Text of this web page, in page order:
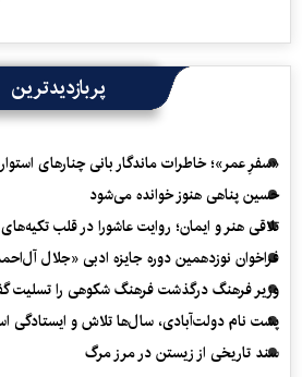
پربازدیدترین
«سفرِ عمر»؛ خاطرات ماندگار بانی چنارهای
حسین پناهی هنوز خوانده می‌شود
تلاقی هنر و ایمان؛ روایت عاشورا در قلب
فراخوان نوزدهمین دوره جایزه ادبی «جلال
وزیر فرهنگ درگذشت فرهنگ شکوهی را تسلیت
پشت نام دولت‌آبادی، سال‌ها تلاش و ایستادگی
سند تاریخی از زیستن در مرز مرگ